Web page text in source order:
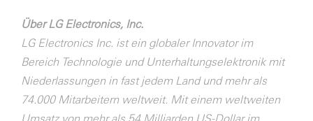
Über LG Electronics, Inc.
LG Electronics Inc. ist ein globaler Innovator im
Bereich Technologie und Unterhaltungselektronik mit
Niederlassungen in fast jedem Land und mehr als
74.000 Mitarbeitern weltweit. Mit einem weltweiten
Umsatz von mehr als 54 Milliarden US-Dollar im